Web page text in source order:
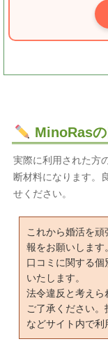
MinoRas
実際に利用された方
断材料になります。
せください。
これから婚活を
報をお願いします。
口コミに関する個
いたします。
法令違反と考えら
ご了承ください
などサイト内で利